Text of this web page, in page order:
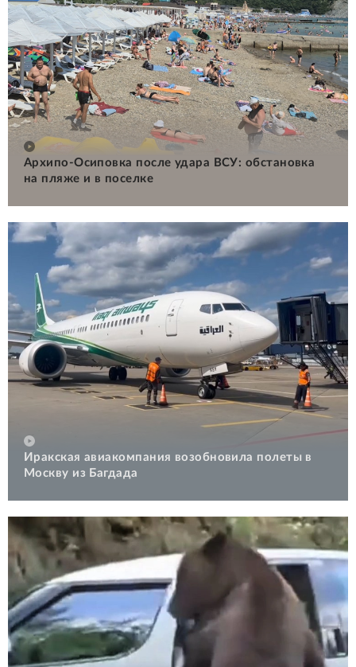
Архипо-Осиповка после удара ВСУ: обстановка
на пляже и в поселке
Иракская авиакомпания возобновила полеты в
Москву из Багдада